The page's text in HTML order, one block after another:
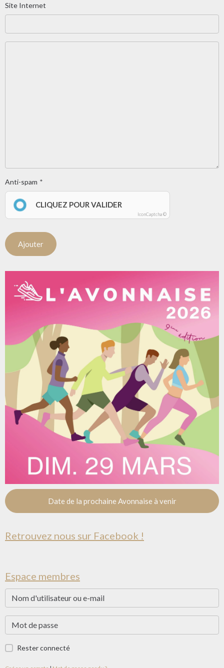
Site Internet
Anti-spam
CLIQUEZ POUR VALIDER
IconCaptcha ©
Ajouter
Date de la prochaine Avonnaise à venir
Retrouvez nous sur Facebook !
Espace membres
Rester connecté